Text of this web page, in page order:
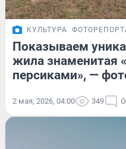
КУЛЬТУРА
Показываем
жила знаменитая
персиками», —
2 мая, 2026, 04:00 349